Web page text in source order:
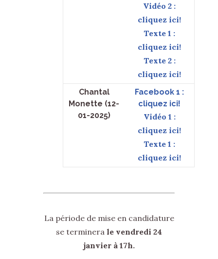
Vidéo 2 :
cliquez ici!
Texte 1 :
cliquez ici!
Texte 2 :
cliquez ici!
Chantal
Monette (12-
01-2025)
Facebook 1 :
cliquez ici!
Vidéo 1 :
cliquez ici!
Texte 1 :
cliquez ici!
La période de mise en candidature
se terminera le vendredi 24
janvier à 17h.